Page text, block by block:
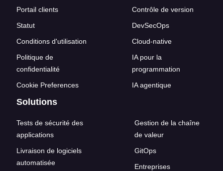
Portail clients
Statut
Conditions d'utilisation
Politique de
confidentialité
Cookie Preferences
Contrôle de version
DevSecOps
Cloud-native
IA pour la
programmation
IA agentique
Solutions
Tests de sécurité des
applications
Livraison de logiciels
automatisée
Gestion de la chaîne
de valeur
GitOps
Entreprises